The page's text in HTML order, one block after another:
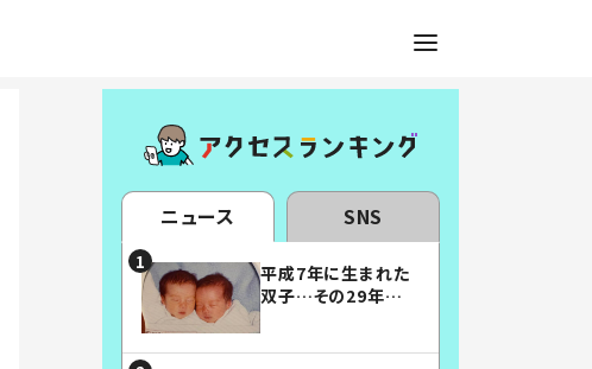
ニュース SNS
平成7年に生まれた
双子…その29年後